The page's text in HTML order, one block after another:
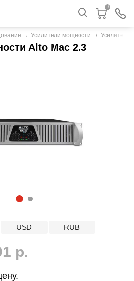
0
Усилители мощности Усилители
Alto Mac 2.3
1 2
USD RUB
р.